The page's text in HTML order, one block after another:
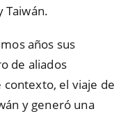
Taiwán.
años sus
de aliados
contexto, el viaje de
y generó una